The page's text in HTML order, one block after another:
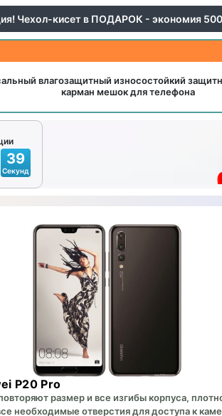
Чехол-кисет в ПОДАРОК - экономия
влагозащитный износостойкий
карман мешок для телефона
37
Секунд
P20 Pro
размер и все изгибы корпуса,
необходимые отверстия для доступа к